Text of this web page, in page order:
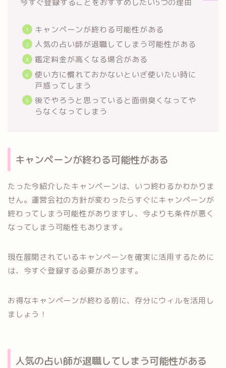
今すぐ登録することをおすすめしたい5つの理由
キャンペーンが終わる可能性がある
人気の占い師が退職してしまう可能性がある
鑑定料金が高くなる場合がある
使い方に慣れておかないといざ使いたい時に
戸惑ってしまう
後でやろうと思っていると面倒臭くなってや
らなくなってしまう
キャンペーンが終わる可能性がある
たった今紹介したキャンペーンは、いつ終わるかわかりま
せん。運営会社の方針が変わったらすぐにキャンペーンが
終わってしまう可能性がありますし、今よりも条件が悪く
なってしまう可能性もあります。
現在展開されているキャンペーンを確実に活用するために
は、今すぐ登録する必要があります。
お得なキャンペーンが終わる前に、存分にウィルを活用し
ましょう！
人気の占い師が退職してしまう可能性がある